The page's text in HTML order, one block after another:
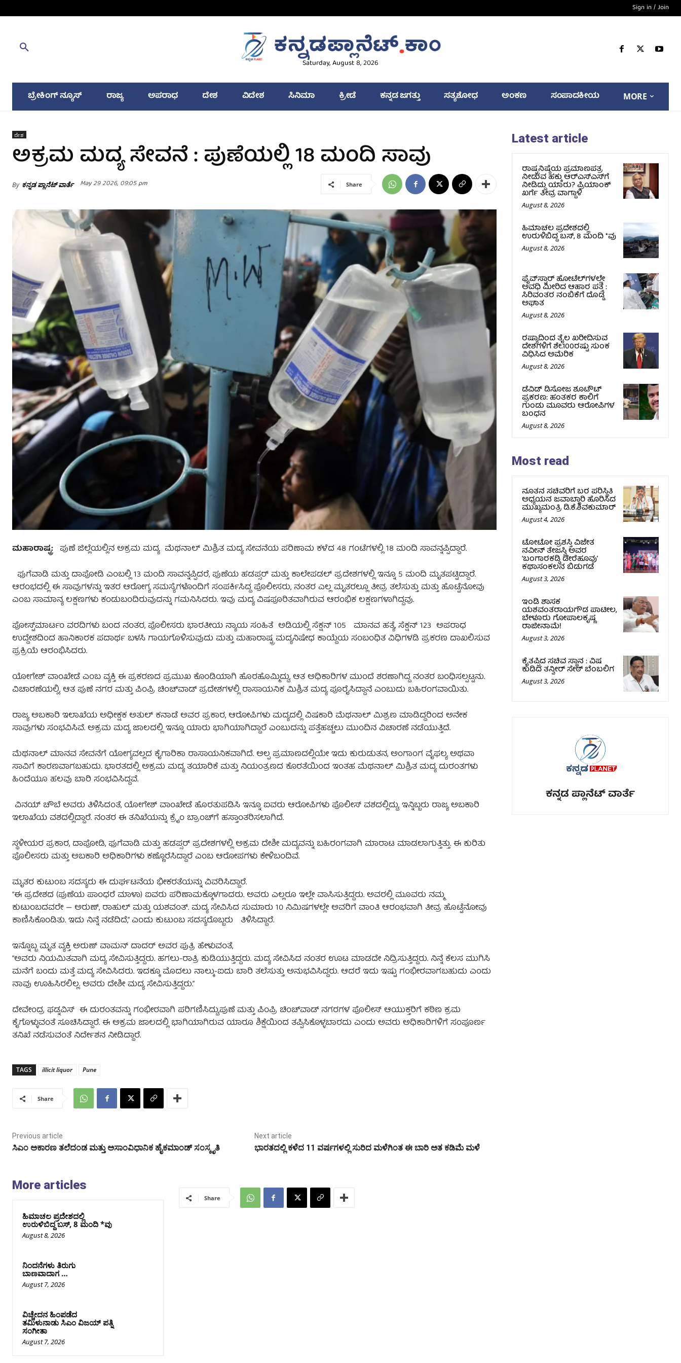
Sign in / Join
Saturday, August 8, 2026
ಬ್ರೇಕಿಂಗ್ ನ್ಯೂಸ್ ರಾಜ್ಯ ಅಪರಾಧ ದೇಶ ವಿದೇಶ ಸಿನಿಮಾ ಕ್ರೀಡೆ ಕನ್ನಡ ಜಗತ್ತು ಸತ್ಯಶೋಧ ಅಂಕಣ ಸಂಪಾದಕೀಯ MORE
ದೇಶ
ಅಕ್ರಮ ಮದ್ಯ ಸೇವನೆ : ಪುಣೆಯಲ್ಲಿ 18 ಮಂದಿ ಸಾವು
By ಕನ್ನಡ ಪ್ಲಾನೆಟ್ ವಾರ್ತೆ May 29 2026, 09:05 pm Share
ಮಹಾರಾಷ್ಟ್ರ: ಪುಣೆ ಜಿಲ್ಲೆಯಲ್ಲಿನ ಅಕ್ರಮ ಮದ್ಯ ಮೆಥನಾಲ್ ಮಿಶ್ರಿತ ಮದ್ಯ ಸೇವನೆಯ ಪರಿಣಾಮ ಕಳೆದ 48 ಗಂಟೆಗಳಲ್ಲಿ 18 ಮಂದಿ ಸಾವನ್ನಪ್ಪಿದ್ದಾರೆ.
ಫುಗೆವಾಡಿ ಮತ್ತು ದಾಪೋಡಿ ಎಂಬಲ್ಲಿ 13 ಮಂದಿ ಸಾವನ್ನಪ್ಪಿದರೆ, ಪುಣೆಯ ಹಡಪ್ಸರ್ ಮತ್ತು ಕಾಲೇಪಡಲ್ ಪ್ರದೇಶಗಳಲ್ಲಿ ಇನ್ನೂ 5 ಮಂದಿ ಮೃತಪಟ್ಟಿದ್ದಾರೆ.
ಆರಂಭದಲ್ಲಿ ಈ ಸಾವುಗಳನ್ನು ಇತರ ಆರೋಗ್ಯ ಸಮಸ್ಯೆಗಳೊಂದಿಗೆ ಸಂಪರ್ಕಿಸಿದ್ದ ಪೊಲೀಸರು, ನಂತರ ಎಲ್ಲ ಮೃತರಲ್ಲೂ ತೀವ್ರ ತಲೆಸುತ್ತು ಮತ್ತು ಹೊಟ್ಟೆನೋವು
ಎಂಬ ಸಾಮಾನ್ಯ ಲಕ್ಷಣಗಳು ಕಂಡುಬಂದಿರುವುದನ್ನು ಗಮನಿಸಿದರು. ಇವು ಮದ್ಯ ವಿಷಪೂರಿತವಾಗಿರುವ ಆರಂಭಿಕ ಲಕ್ಷಣಗಳಾಗಿದ್ದವು.
ಪೋಸ್ಟ್‌ಮಾರ್ಟಂ ವರದಿಗಳು ಬಂದ ನಂತರ, ಪೊಲೀಸರು ಭಾರತೀಯ ನ್ಯಾಯ ಸಂಹಿತೆ ಅಡಿಯಲ್ಲಿ ಸೆಕ್ಷನ್ 105 ಮಾನವ ಹತ್ಯೆ, ಸೆಕ್ಷನ್ 123 ಅಪರಾಧ
ಉದ್ದೇಶದಿಂದ ಹಾನಿಕಾರಕ ಪದಾರ್ಥ ಬಳಸಿ ಗಾಯಗೊಳಿಸುವುದು ಮತ್ತು ಮಹಾರಾಷ್ಟ್ರ ಮದ್ಯನಿಷೇಧ ಕಾಯ್ದೆಯ ಸಂಬಂಧಿತ ವಿಧಿಗಳಡಿ ಪ್ರಕರಣ ದಾಖಲಿಸುವ
ಪ್ರಕ್ರಿಯೆ ಆರಂಭಿಸಿದರು.
ಯೋಗೇಶ್ ವಾಂಖೇಡೆ ಎಂಬ ವ್ಯಕ್ತಿ ಈ ಪ್ರಕರಣದ ಪ್ರಮುಖ ಕೊಂಡಿಯಾಗಿ ಹೊರಹೊಮ್ಮಿದ್ದು, ಆತ ಅಧಿಕಾರಿಗಳ ಮುಂದೆ ಶರಣಾಗಿದ್ದ ನಂತರ ಬಂಧಿಸಲ್ಪಟ್ಟನು.
ವಿಚಾರಣೆಯಲ್ಲಿ, ಆತ ಪುಣೆ ನಗರ ಮತ್ತು ಪಿಂಪ್ರಿ ಚಿಂಚ್‌ವಾಡ್ ಪ್ರದೇಶಗಳಲ್ಲಿ ರಾಸಾಯನಿಕ ಮಿಶ್ರಿತ ಮದ್ಯ ಪೂರೈಸಿದ್ದಾನೆ ಎಂಬುದು ಬಹಿರಂಗವಾಯಿತು.
ರಾಜ್ಯ ಅಬಕಾರಿ ಇಲಾಖೆಯ ಅಧೀಕ್ಷಕ ಅತುಲ್ ಕನಾಡೆ ಅವರ ಪ್ರಕಾರ, ಆರೋಪಿಗಳು ಮದ್ಯದಲ್ಲಿ ವಿಷಕಾರಿ ಮೆಥನಾಲ್ ಮಿಶ್ರಣ ಮಾಡಿದ್ದರಿಂದ ಅನೇಕ
ಸಾವುಗಳು ಸಂಭವಿಸಿವೆ. ಅಕ್ರಮ ಮದ್ಯ ಜಾಲದಲ್ಲಿ ಇನ್ನೂ ಯಾರು ಭಾಗಿಯಾಗಿದ್ದಾರೆ ಎಂಬುದನ್ನು ಪತ್ತೆಹಚ್ಚಲು ಮುಂದಿನ ವಿಚಾರಣೆ ನಡೆಯುತ್ತಿದೆ.
ಮೆಥನಾಲ್ ಮಾನವ ಸೇವನೆಗೆ ಯೋಗ್ಯವಲ್ಲದ ಕೈಗಾರಿಕಾ ರಾಸಾಯನಿಕವಾಗಿದೆ. ಅಲ್ಪ ಪ್ರಮಾಣದಲ್ಲಿಯೇ ಇದು ಕುರುಡುತನ, ಅಂಗಾಂಗ ವೈಫಲ್ಯ ಅಥವಾ
ಸಾವಿಗೆ ಕಾರಣವಾಗಬಹುದು. ಭಾರತದಲ್ಲಿ ಅಕ್ರಮ ಮದ್ಯ ತಯಾರಿಕೆ ಮತ್ತು ನಿಯಂತ್ರಣದ ಕೊರತೆಯಿಂದ ಇಂತಹ ಮೆಥನಾಲ್ ಮಿಶ್ರಿತ ಮದ್ಯ ದುರಂತಗಳು
ಹಿಂದೆಯೂ ಹಲವು ಬಾರಿ ಸಂಭವಿಸಿದ್ದವೆ.
ವಿನಯ್‌ ಚೌಬೆ ಅವರು ತಿಳಿಸಿದಂತೆ, ಯೋಗೇಶ್ ವಾಂಖೇಡೆ ಹೊರತುಪಡಿಸಿ ಇನ್ನೂ ಐವರು ಆರೋಪಿಗಳು ಪೊಲೀಸ್ ವಶದಲ್ಲಿದ್ದು, ಇನ್ನಿಬ್ಬರು ರಾಜ್ಯ ಅಬಕಾರಿ
ಇಲಾಖೆಯ ವಶದಲ್ಲಿದ್ದಾರೆ. ನಂತರ ಈ ತನಿಖೆಯನ್ನು ಕ್ರೈಂ ಬ್ರಾಂಚ್‌ಗೆ ಹಸ್ತಾಂತರಿಸಲಾಗಿದೆ.
ಸ್ಥಳೀಯರ ಪ್ರಕಾರ, ದಾಪೋಡಿ, ಫುಗೆವಾಡಿ ಮತ್ತು ಹಡಪ್ಸರ್ ಪ್ರದೇಶಗಳಲ್ಲಿ ಅಕ್ರಮ ದೇಶೀ ಮದ್ಯವನ್ನು ಬಹಿರಂಗವಾಗಿ ಮಾರಾಟ ಮಾಡಲಾಗುತ್ತಿತ್ತು. ಈ ಕುರಿತು
ಪೊಲೀಸರು ಮತ್ತು ಅಬಕಾರಿ ಅಧಿಕಾರಿಗಳು ಕಣ್ಣೊರೆಸಿದ್ದಾರೆ ಎಂಬ ಆರೋಪಗಳು ಕೇಳಿಬಂದಿವೆ.
ಮೃತರ ಕುಟುಂಬ ಸದಸ್ಯರು ಈ ದುರ್ಘಟನೆಯ ಭೀಕರತೆಯನ್ನು ವಿವರಿಸಿದ್ದಾರೆ.
“ಈ ಪ್ರದೇಶದ (ಪುಣೆಯ ಪಾಂಧರೆ ಮಾಳಾ) ಐವರು ಪರಿಣಾಮಕ್ಕೊಳಗಾದರು. ಅವರು ಎಲ್ಲರೂ ಇಲ್ಲೇ ವಾಸಿಸುತ್ತಿದ್ದರು. ಅವರಲ್ಲಿ ಮೂವರು ನಮ್ಮ
ಕುಟುಂಬದವರೇ — ಅರುಣ್, ರಾಹುಲ್ ಮತ್ತು ಯಶವಂತ್. ಮದ್ಯ ಸೇವಿಸಿದ ಸುಮಾರು 10 ನಿಮಿಷಗಳಲ್ಲೇ ಅವರಿಗೆ ವಾಂತಿ ಆರಂಭವಾಗಿ ತೀವ್ರ ಹೊಟ್ಟೆನೋವು
ಕಾಣಿಸಿಕೊಂಡಿತು. ಇದು ನಿನ್ನೆ ನಡೆದಿದೆ,” ಎಂದು ಕುಟುಂಬ ಸದಸ್ಯರೊಬ್ಬರು ತಿಳಿಸಿದ್ದಾರೆ.
ಇನ್ನೊಬ್ಬ ಮೃತ ವ್ಯಕ್ತಿ ಅರುಣ್ ವಾಮನ್ ದಾದರ್ ಅವರ ಪುತ್ರಿ ಹೇಳುವಂತೆ,
“ಅವರು ನಿಯಮಿತವಾಗಿ ಮದ್ಯ ಸೇವಿಸುತ್ತಿದ್ದರು. ಹಗಲು-ರಾತ್ರಿ ಕುಡಿಯುತ್ತಿದ್ದರು. ಮದ್ಯ ಸೇವಿಸಿದ ನಂತರ ಊಟ ಮಾಡದೇ ನಿದ್ರಿಸುತ್ತಿದ್ದರು. ನಿನ್ನೆ ಕೆಲಸ ಮುಗಿಸಿ
ಮನೆಗೆ ಬಂದು ಮತ್ತೆ ಮದ್ಯ ಸೇವಿಸಿದರು. ಇದಕ್ಕೂ ಮೊದಲು ನಾಲ್ಕು-ಐದು ಬಾರಿ ತಲೆಸುತ್ತು ಅನುಭವಿಸಿದ್ದರು. ಆದರೆ ಇದು ಇಷ್ಟು ಗಂಭೀರವಾಗಬಹುದು ಎಂದು
ನಾವು ಊಹಿಸಿರಲಿಲ್ಲ. ಅವರು ದೇಶೀ ಮದ್ಯ ಸೇವಿಸುತ್ತಿದ್ದರು.”
ದೇವೇಂದ್ರ ಫಡ್ನವಿಸ್‌ ಈ ದುರಂತವನ್ನು ಗಂಭೀರವಾಗಿ ಪರಿಗಣಿಸಿದ್ದು,ಪುಣೆ ಮತ್ತು ಪಿಂಪ್ರಿ ಚಿಂಚ್‌ವಾಡ್‌ ನಗರಗಳ ಪೊಲೀಸ್ ಆಯುಕ್ತರಿಗೆ ಕಠಿಣ ಕ್ರಮ
ಕೈಗೊಳ್ಳುವಂತೆ ಸೂಚಿಸಿದ್ದಾರೆ. ಈ ಅಕ್ರಮ ಜಾಲದಲ್ಲಿ ಭಾಗಿಯಾಗಿರುವ ಯಾರೂ ಶಿಕ್ಷೆಯಿಂದ ತಪ್ಪಿಸಿಕೊಳ್ಳಬಾರದು ಎಂದು ಅವರು ಅಧಿಕಾರಿಗಳಿಗೆ ಸಂಪೂರ್ಣ
ತನಿಖೆ ನಡೆಸುವಂತೆ ನಿರ್ದೇಶನ ನೀಡಿದ್ದಾರೆ.
TAGS illicit liquor Pune
Share
Previous article
ಸಿಎಂ ಅಕಾರಣ ತಲೆದಂಡ ಮತ್ತು ಅಸಾಂವಿಧಾನಿಕ ಹೈಕಮಾಂಡ್ ಸಂಸ್ಕೃತಿ
Next article
ಭಾರತದಲ್ಲಿ ಕಳೆದ 11 ವರ್ಷಗಳಲ್ಲಿ ಸುರಿದ ಮಳೆಗಿಂತ ಈ ಬಾರಿ ಅತ ಕಡಿಮೆ ಮಳೆ
More articles
ಹಿಮಾಚಲ ಪ್ರದೇಶದಲ್ಲಿ
ಉರುಳಿಬಿದ್ದ ಬಸ್‌, 8 ಮಂದಿ *ವು
August 8, 2026
ನಿಂದನೆಗಳು ತಿರುಗು
ಬಾಣವಾದಾಗ …
August 7, 2026
ವಿಚ್ಚೇದನ ಹಿಂಪಡೆದ
ತಮಿಳುನಾಡು ಸಿಎಂ ವಿಜಯ್‌ ಪತ್ನಿ
ಸಂಗೀತಾ
August 7, 2026
Share
Latest article
ರಾಷ್ಟ್ರನಿಷ್ಠೆಯ ಪ್ರಮಾಣಪತ್ರ
ನೀಡುವ ಹಕ್ಕು ಆರ್‌ಎಸ್‌ಎಸ್‌ಗೆ
ನೀಡಿದ್ದು ಯಾರು? ಪ್ರಿಯಾಂಕ್
ಖರ್ಗೆ ತೀವ್ರ ವಾಗ್ದಾಳಿ
August 8, 2026
ಹಿಮಾಚಲ ಪ್ರದೇಶದಲ್ಲಿ
ಉರುಳಿಬಿದ್ದ ಬಸ್‌, 8 ಮಂದಿ *ವು
August 8, 2026
ಫೈವ್‌ಸ್ಟಾರ್ ಹೋಟೆಲ್‌ಗಳಲ್ಲೇ
ಅವಧಿ ಮೀರಿದ ಆಹಾರ ಪತ್ತೆ :
ಸಿರಿವಂತರ ನಂಬಿಕೆಗೆ ದೊಡ್ಡ
ಅಘಾತ
August 8, 2026
ರಷ್ಯಾದಿಂದ ತೈಲ ಖರೀದಿಸುವ
ದೇಶಗಳಿಗೆ ಶೇ.100ರಷ್ಟು ಸುಂಕ
ವಿಧಿಸಿದ ಅಮೆರಿಕ
August 8, 2026
ಡೆವಿಡ್ ಡಿಸೋಜ ಶೂಟೌಟ್
ಪ್ರಕರಣ: ಹಂತಕರ ಕಾಲಿಗೆ
ಗುಂಡು ಮೂವರು ಆರೋಪಿಗಳ
ಬಂಧನ
August 8, 2026
Most read
ನೂತನ ಸಚಿವರಿಗೆ ಬರ ಪರಿಸ್ಥಿತಿ
ಅಧ್ಯಯನ ಜವಾಬ್ದಾರಿ ಹೊರಿಸಿದ
ಮುಖ್ಯಮಂತ್ರಿ ಡಿ.ಕೆ.ಶಿವಕುಮಾರ್
August 4, 2026
ಟೋಟೋ ಪ್ರಶಸ್ತಿ ವಿಜೇತ
ನವೀನ್ ತೇಜಸ್ವಿ ಅವರ
‘ಬಂಗಾರಕಡ್ಡಿ ಡೇರೆಹೂವು’
ಕಥಾಸಂಕಲನ ಬಿಡುಗಡೆ
August 3, 2026
ಇಂಡಿ ಶಾಸಕ
ಯಶವಂತರಾಯಗೌಡ ಪಾಟೀಲ,
ಬೇಳೂರು ಗೋಪಾಲಕೃಷ್ಣ
ರಾಜೀನಾಮೆ!
August 3, 2026
ಕೈತಪ್ಪಿದ ಸಚಿವ ಸ್ಥಾನ : ವಿಷ
ಕುಡಿದ ತನ್ವೀರ್‌ ಸೇಠ್‌ ಬೆಂಬಲಿಗ
August 3, 2026
ಕನ್ನಡ ಪ್ಲಾನೆಟ್ ವಾರ್ತೆ